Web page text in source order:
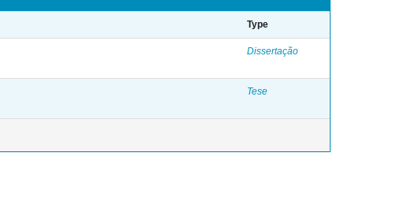
Type
Dissertação
Tese